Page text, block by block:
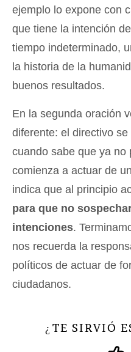
ejemplo lo expone con
que tiene la intención
tiempo indeterminado,
la historia de la
buenos resultados.
En la segunda oración
diferente: el directivo
cuando sabe que ya no
comienza a actuar de
indica que al principio
para que no
intenciones.
nos recuerda la
políticos de actuar de
ciudadanos.
¿ TE SIRVIÓ